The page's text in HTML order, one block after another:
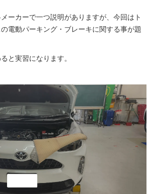
ーカーで一つ説明がありますが、今回はト
電動パーキング・ブレーキに関する事が題
と実習になります。